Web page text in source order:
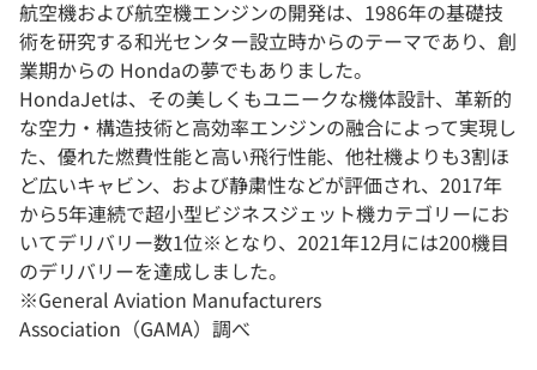
航空機および航空機エンジンの開発は、1986年の基礎技
術を研究する和光センター設立時からのテーマであり、創
業期からの Hondaの夢でもありました。
HondaJetは、その美しくもユニークな機体設計、革新的
な空力・構造技術と高効率エンジンの融合によって実現し
た、優れた燃費性能と高い飛行性能、他社機よりも3割ほ
ど広いキャビン、および静粛性などが評価され、2017年
から5年連続で超小型ビジネスジェット機カテゴリーにお
いてデリバリー数1位※となり、2021年12月には200機目
のデリバリーを達成しました。
※General Aviation Manufacturers
Association（GAMA）調べ